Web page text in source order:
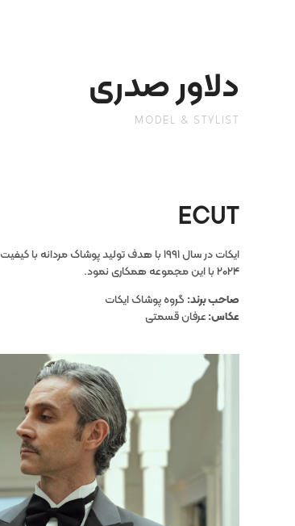
دلاور صدری
MODEL & STYLIST
ECUT
ایکات در سال ۱۹۹۱ با هدف تولید
۲۰۲۴ با این مجموعه همکاری نمود.
صاحب برند: گروه پوشاک ایکات
عکاس:عرفان قسمتی